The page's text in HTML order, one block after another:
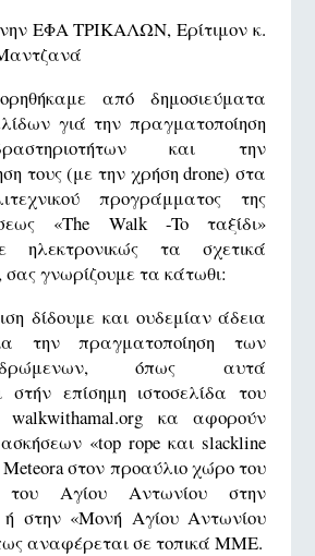
ΕΦΑ ΤΡΙΚΑΛΩΝ, Ερίτιμον κ.
από δημοσιεύματα
γιά την πραγματοποίηση
και την
τους (με την χρήση drone) στα
προγράμματος της
«The Walk -To ταξίδι»
ηλεκτρονικώς τα σχετικά
γνωρίζουμε τα κάτωθι:
δίδουμε και ουδεμίαν άδεια
την πραγματοποίηση των
όπως αυτά
στήν επίσημη ιστοσελίδα του
walkwithamal.org κα αφορούν
«top rope και slackline
στον προαύλιο χώρο του
του Αγίου Αντωνίου στην
στην «Μονή Αγίου Αντωνίου
αναφέρεται σε τοπικά ΜΜΕ.